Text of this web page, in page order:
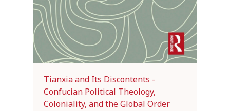
Tianxia and Its Discontents -
Confucian Political Theology,
Coloniality, and the Global Order